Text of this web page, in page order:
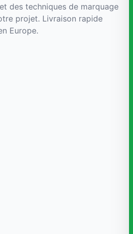
des techniques de marquage
projet. Livraison rapide
Europe.